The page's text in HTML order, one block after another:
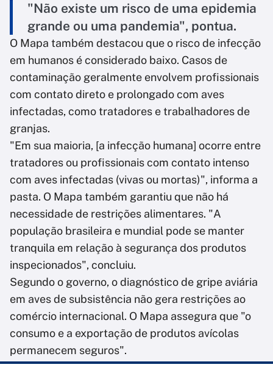
"Não existe um risco de uma epidemia
grande ou uma pandemia", pontua.
O Mapa também destacou que o risco de infecção
em humanos é considerado baixo. Casos de
contaminação geralmente envolvem profissionais
com contato direto e prolongado com aves
infectadas, como tratadores e trabalhadores de
granjas.
"Em sua maioria, [a infecção humana] ocorre entre
tratadores ou profissionais com contato intenso
com aves infectadas (vivas ou mortas)", informa a
pasta. O Mapa também garantiu que não há
necessidade de restrições alimentares. "A
população brasileira e mundial pode se manter
tranquila em relação à segurança dos produtos
inspecionados", concluiu.
Segundo o governo, o diagnóstico de gripe aviária
em aves de subsistência não gera restrições ao
comércio internacional. O Mapa assegura que "o
consumo e a exportação de produtos avícolas
permanecem seguros".